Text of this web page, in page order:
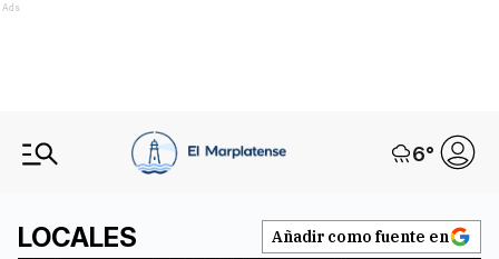
Ads
6°
LOCALES Añadir como fuente en